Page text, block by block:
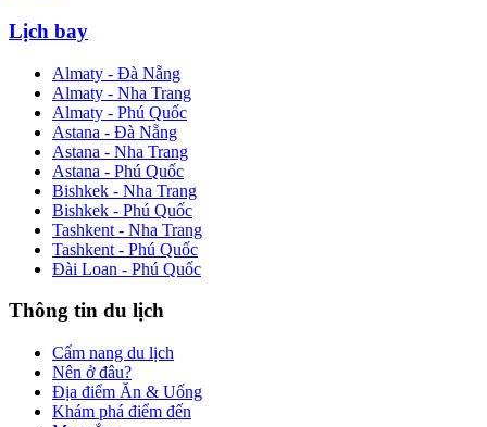
Lịch bay
Almaty - Đà Nẵng
Almaty - Nha Trang
Almaty - Phú Quốc
Astana - Đà Nẵng
Astana - Nha Trang
Astana - Phú Quốc
Bishkek - Nha Trang
Bishkek - Phú Quốc
Tashkent - Nha Trang
Tashkent - Phú Quốc
Đài Loan - Phú Quốc
Thông tin du lịch
Cẩm nang du lịch
Nên ở đâu?
Địa điểm Ăn & Uống
Khám phá điểm đến